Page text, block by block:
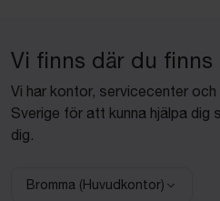
Vi finns där du finns
Vi har kontor, servicecenter
Sverige för att kunna hjälpa dig
dig.
Välj anläggning:
Bromma (Huvudkontor)